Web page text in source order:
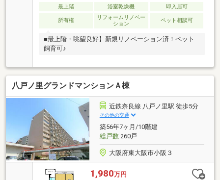
最上階 浴室乾燥機 即入居可
所有権
リフォームリノベー
ション
ペット相談可
■最上階・眺望良好】新規リノベーション済！ペット
飼育可♪
八戸ノ里グランドマンションＡ棟
近鉄奈良線 八戸ノ里駅 徒歩5分
その他の交通
築56年7ヶ月/10階建
総戸数260戸
大阪府東大阪市小阪３
1,980万円